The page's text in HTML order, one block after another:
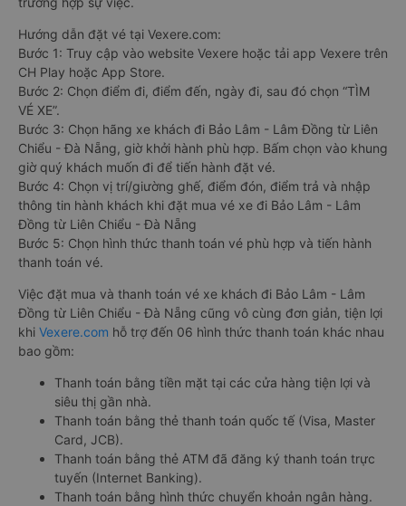
Hướng dẫn đặt vé tại Vexere.com:
Bước 1: Truy cập vào website Vexere hoặc tải app Vexere trên
CH Play hoặc App Store.
Bước 2: Chọn điểm đi, điểm đến, ngày đi, sau đó chọn “TÌM
VÉ XE”.
Bước 3: Chọn hãng xe khách đi Bảo Lâm - Lâm Đồng từ Liên
Chiểu - Đà Nẵng, giờ khởi hành phù hợp. Bấm chọn vào khung
giờ quý khách muốn đi để tiến hành đặt vé.
Bước 4: Chọn vị trí/giường ghế, điểm đón, điểm trả và nhập
thông tin hành khách khi đặt mua vé xe đi Bảo Lâm - Lâm
Đồng từ Liên Chiểu - Đà Nẵng
Bước 5: Chọn hình thức thanh toán vé phù hợp và tiến hành
thanh toán vé.
Việc đặt mua và thanh toán vé xe khách đi Bảo Lâm - Lâm
Đồng từ Liên Chiểu - Đà Nẵng cũng vô cùng đơn giản, tiện lợi
khi Vexere.com hỗ trợ đến 06 hình thức thanh toán khác nhau
bao gồm:
Thanh toán bằng tiền mặt tại các cửa hàng tiện lợi và
siêu thị gần nhà.
Thanh toán bằng thẻ thanh toán quốc tế (Visa, Master
Card, JCB).
Thanh toán bằng thẻ ATM đã đăng ký thanh toán trực
tuyến (Internet Banking).
Thanh toán bằng hình thức chuyển khoản ngân hàng.